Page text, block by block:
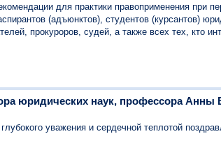
для практики правоприменения при
(адъюнктов), студентов (курсантов)
прокуроров, судей, а также всех тех, кто
юридических наук, профессора
уважения и сердечной теплотой